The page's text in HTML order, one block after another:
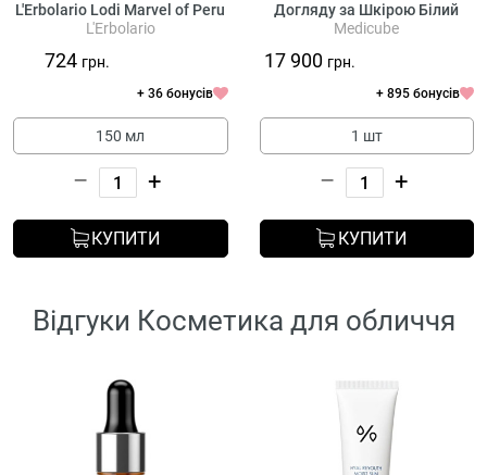
L'Erbolario Lodi Marvel of Peru
Face & Hands Cleansing
L'Erbolario
724 грн.
+ 36 бонусів
150 мл
– +
КУПИТИ
Догляду за Шкірою Білий
Medicube AGE-R Booster Pro
Medicube
17 900 грн.
+ 895 бонусів
1 шт
– +
КУПИТИ
Відгуки Косметика для обличчя